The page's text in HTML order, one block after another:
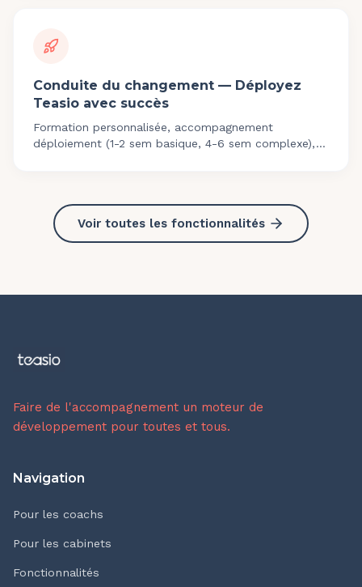
Conduite du changement — Déployez
Teasio avec succès
Formation personnalisée, accompagnement
déploiement (1-2 sem basique, 4-6 sem complexe),
Voir toutes les fonctionnalités
Faire de l'accompagnement un moteur de
développement pour toutes et tous.
Navigation
Pour les coachs
Pour les cabinets
Fonctionnalités